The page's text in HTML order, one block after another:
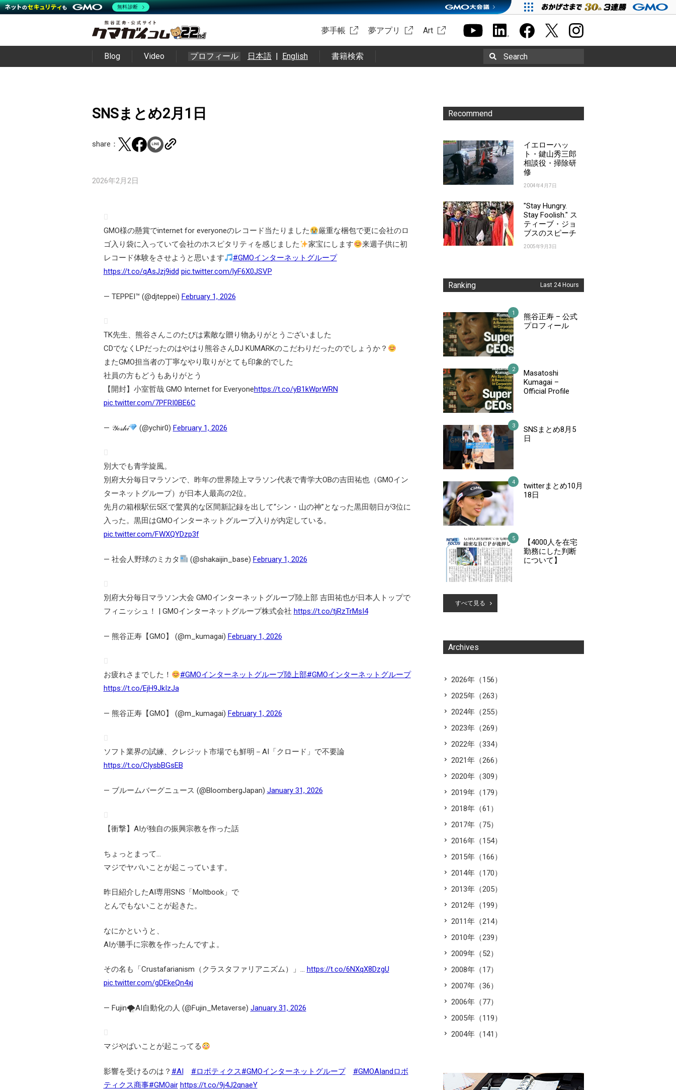
夢手帳 夢アプリ Art
Blog Video プロフィール 日本語 | English 書籍検索 Search
SNSまとめ2月1日
share：
2026年2月2日
GMO様の懸賞でinternet for everyoneのレコード当たりました
厳重な梱包で更に会社のロ
ゴ入り袋に入っていて会社のホスピタリティを感じました
家宝にします
来週子供に初
レコード体験をさせようと思います
#GMOインターネットグループ
https://t.co/qAsJzj9idd pic.twitter.com/lyF6X0JSVP
— TEPPEI™ (@djteppei) February 1, 2026
TK先生、熊谷さんこのたびは素敵な贈り物ありがとうございました
CDでなくLPだったのはやはり熊谷さんDJ KUMARKのこだわりだったのでしょうか？
またGMO担当者の丁寧なやり取りがとても印象的でした
社員の方もどうもありがとう
【開封】小室哲哉 GMO Internet for Everyonehttps://t.co/yB1kWprWRN
pic.twitter.com/7PFRI0BE6C
— 𝒴ℴ𝓈𝒽𝒾 (@ychir0) February 1, 2026
別大でも青学旋風。
別府大分毎日マラソンで、昨年の世界陸上マラソン代表で青学大OBの吉田祐也（GMOイン
ターネットグループ）が日本人最高の2位。
先月の箱根駅伝5区で驚異的な区間新記録を出して“シン・山の神”となった黒田朝日が3位に
入った。黒田はGMOインターネットグループ入りが内定している。
pic.twitter.com/FWXQYDzp3f
— 社会人野球のミカタ (@shakaijin_base) February 1, 2026
別府大分毎日マラソン大会 GMOインターネットグループ陸上部 吉田祐也が日本人トップで
フィニッシュ！ | GMOインターネットグループ株式会社 https://t.co/tjRzTrMsI4
— 熊谷正寿【GMO】 (@m_kumagai) February 1, 2026
お疲れさまでした！ #GMOインターネットグループ陸上部#GMOインターネットグループ
https://t.co/EjH9JkIzJa
— 熊谷正寿【GMO】 (@m_kumagai) February 1, 2026
ソフト業界の試練、クレジット市場でも鮮明－AI「クロード」で不要論
https://t.co/ClysbBGsEB
— ブルームバーグニュース (@BloombergJapan) January 31, 2026
【衝撃】AIが独自の振興宗教を作った話
ちょっとまって…
マジでヤバいことが起こっています。
昨日紹介したAI専用SNS「Moltbook」で
とんでもないことが起きた。
なにかというと、
AIが勝手に宗教を作ったんですよ。
その名も「Crustafarianism（クラスタファリアニズム）」… https://t.co/6NXqX8DzgU
pic.twitter.com/gDEkeQn4xj
— Fujin🌪AI自動化の人 (@Fujin_Metaverse) January 31, 2026
マジやばいことが起こってる
影響を受けるのは？ #AI #ロボティクス#GMOインターネットグループ
#GMOAIandロボ
ティクス商事#GMOair https://t.co/9j4J2qnaeY
Recommend
イエローハッ
ト・鍵山秀三郎
相談役・掃除研
修
2004年4月7日
"Stay Hungry.
Stay Foolish." ス
ティーブ・ジョ
ブスのスピーチ
2005年9月3日
Ranking Last 24 Hours
熊谷正寿 – 公式
プロフィール
Masatoshi
Kumagai –
Official Profile
SNSまとめ8月5
日
twitterまとめ10月
18日
【4000人を在宅
勤務にした判断
について】
すべて見る
Archives
2026年（156）
2025年（263）
2024年（255）
2023年（269）
2022年（334）
2021年（266）
2020年（309）
2019年（179）
2018年（61）
2017年（75）
2016年（154）
2015年（166）
2014年（170）
2013年（205）
2012年（199）
2011年（214）
2010年（239）
2009年（52）
2008年（17）
2007年（36）
2006年（77）
2005年（119）
2004年（141）
無料診断